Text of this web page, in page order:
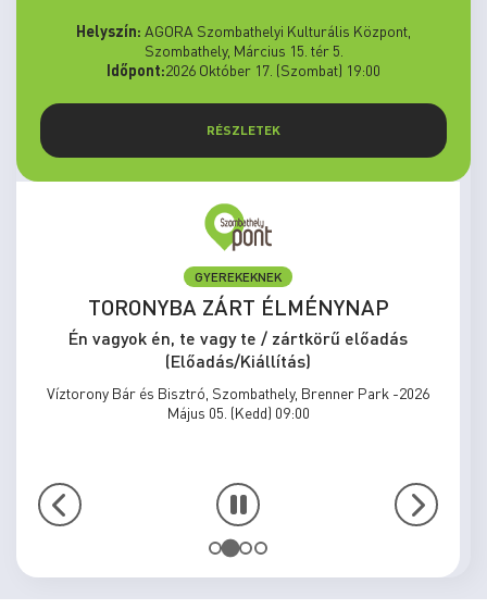
Helyszín: AGORA Szombathelyi Kulturális Központ,
Szombathely, Március 15. tér 5.
Időpont:2026 Október 17. (Szombat) 19:00
RÉSZLETEK
GYEREKEKNEK
TORONYBA ZÁRT ÉLMÉNYNAP
Én vagyok én, te vagy te / zártkörű előadás
(Előadás/Kiállítás)
Víztorony Bár és Bisztró, Szombathely, Brenner Park -2026
Május 05. (Kedd) 09:00